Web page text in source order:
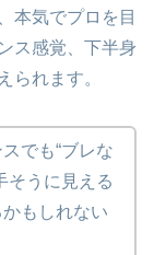
本気でプロを目
ス感覚、下半身
られます。
でも“ブレな
そうに見える
もしれない